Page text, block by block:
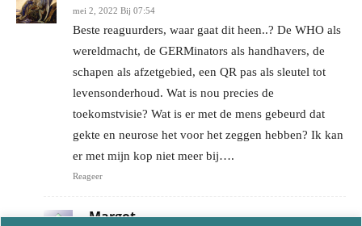
mei 2, 2022 Bij 07:54
Beste reaguurders, waar gaat dit heen..? De WHO als
wereldmacht, de GERMinators als handhavers, de
schapen als afzetgebied, een QR pas als sleutel tot
levensonderhoud. Wat is nou precies de
toekomstvisie? Wat is er met de mens gebeurd dat
gekte en neurose het voor het zeggen hebben? Ik kan
er met mijn kop niet meer bij….
Reageer
Margot